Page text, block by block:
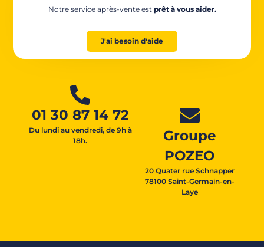
Notre service après-vente est prêt à vous aider.
J'ai besoin d'aide
01 30 87 14 72
Du lundi au vendredi, de 9h à
18h.
Groupe
POZEO
20 Quater rue Schnapper
78100 Saint-Germain-en-
Laye